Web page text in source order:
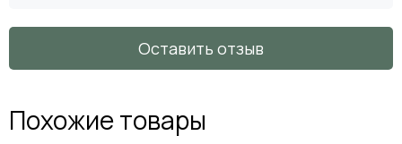
Оставить отзыв
Похожие товары